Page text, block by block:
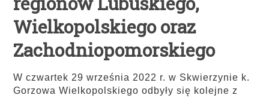
Wielkopolskiego oraz
Zachodniopomorskiego
W czwartek 29 września 2022 r. w Skwierzynie k.
Gorzowa Wielkopolskiego odbyły się kolejne z